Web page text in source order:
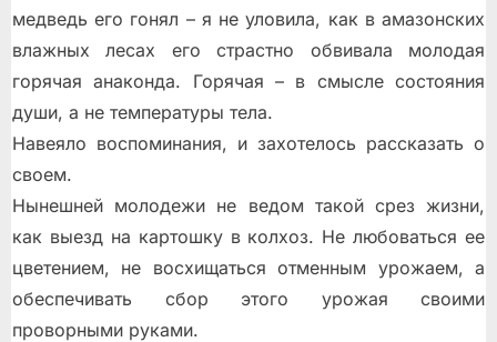
медведь его гонял – я не уловила, как в амазонских
влажных лесах его страстно обвивала молодая
горячая анаконда. Горячая – в смысле состояния
души, а не температуры тела.
Навеяло воспоминания, и захотелось рассказать о
своем.
Нынешней молодежи не ведом такой срез жизни,
как выезд на картошку в колхоз. Не любоваться ее
цветением, не восхищаться отменным урожаем, а
обеспечивать сбор этого урожая своими
проворными руками.